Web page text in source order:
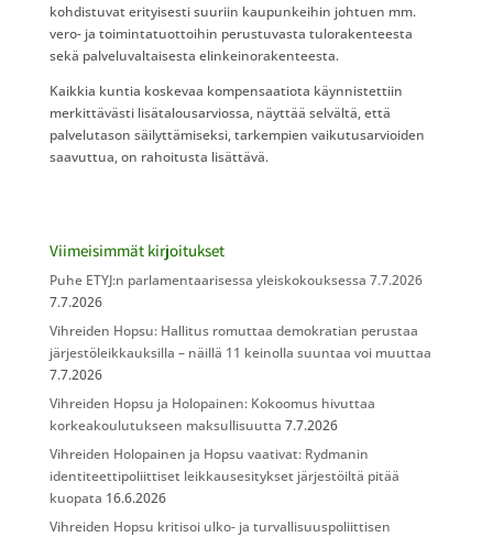
kohdistuvat erityisesti suuriin kaupunkeihin johtuen mm.
vero- ja toimintatuottoihin perustuvasta tulorakenteesta
sekä palveluvaltaisesta elinkeinorakenteesta.
Kaikkia kuntia koskevaa kompensaatiota käynnistettiin
merkittävästi lisätalousarviossa, näyttää selvältä, että
palvelutason säilyttämiseksi, tarkempien vaikutusarvioiden
saavuttua, on rahoitusta lisättävä.
Viimeisimmät kirjoitukset
Puhe ETYJ:n parlamentaarisessa yleiskokouksessa 7.7.2026
7.7.2026
Vihreiden Hopsu: Hallitus romuttaa demokratian perustaa
järjestöleikkauksilla – näillä 11 keinolla suuntaa voi muuttaa
7.7.2026
Vihreiden Hopsu ja Holopainen: Kokoomus hivuttaa
korkeakoulutukseen maksullisuutta 7.7.2026
Vihreiden Holopainen ja Hopsu vaativat: Rydmanin
identiteettipoliittiset leikkausesitykset järjestöiltä pitää
kuopata 16.6.2026
Vihreiden Hopsu kritisoi ulko- ja turvallisuuspoliittisen